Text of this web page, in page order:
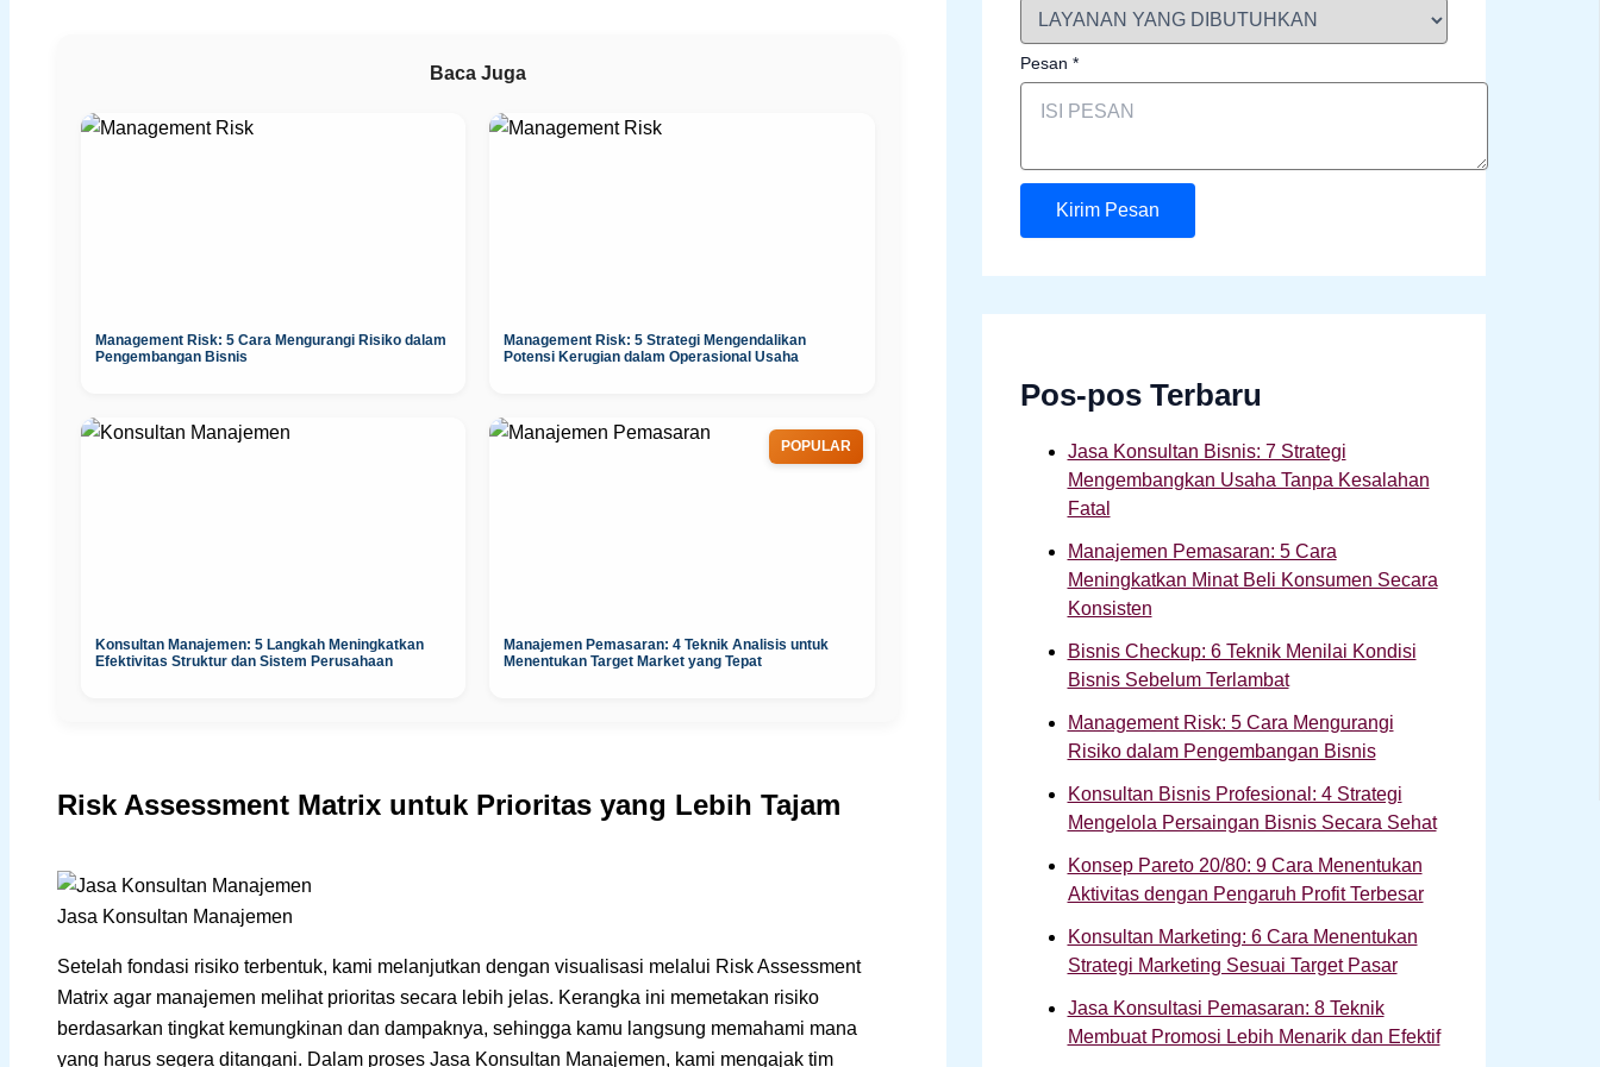
Baca Juga
Management Risk: 5 Cara Mengurangi Risiko dalam
Pengembangan Bisnis
Management Risk: 5 Strategi Mengendalikan
Potensi Kerugian dalam Operasional Usaha
Konsultan Manajemen: 5 Langkah Meningkatkan
Efektivitas Struktur dan Sistem Perusahaan
POPULAR
Manajemen Pemasaran: 4 Teknik Analisis untuk
Menentukan Target Market yang Tepat
Risk Assessment Matrix untuk Prioritas yang Lebih Tajam
Jasa Konsultan Manajemen
Setelah fondasi risiko terbentuk, kami melanjutkan dengan visualisasi melalui Risk Assessment
Matrix agar manajemen melihat prioritas secara lebih jelas. Kerangka ini memetakan risiko
berdasarkan tingkat kemungkinan dan dampaknya, sehingga kamu langsung memahami mana
yang harus segera ditangani. Dalam proses Jasa Konsultan Manajemen, kami mengajak tim
Pesan *
Kirim Pesan
Pos-pos Terbaru
Jasa Konsultan Bisnis: 7 Strategi
Mengembangkan Usaha Tanpa Kesalahan
Fatal
Manajemen Pemasaran: 5 Cara
Meningkatkan Minat Beli Konsumen Secara
Konsisten
Bisnis Checkup: 6 Teknik Menilai Kondisi
Bisnis Sebelum Terlambat
Management Risk: 5 Cara Mengurangi
Risiko dalam Pengembangan Bisnis
Konsultan Bisnis Profesional: 4 Strategi
Mengelola Persaingan Bisnis Secara Sehat
Konsep Pareto 20/80: 9 Cara Menentukan
Aktivitas dengan Pengaruh Profit Terbesar
Konsultan Marketing: 6 Cara Menentukan
Strategi Marketing Sesuai Target Pasar
Jasa Konsultasi Pemasaran: 8 Teknik
Membuat Promosi Lebih Menarik dan Efektif